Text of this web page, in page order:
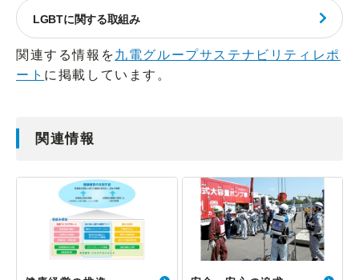
LGBTに関する取組み
関連する情報を九電グループサステナビリティレポ
ート に掲載しています。
関連情報